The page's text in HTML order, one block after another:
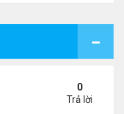
diễn đàn
0
Trả lời